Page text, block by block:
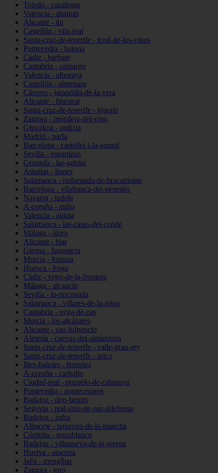
Toledo - cazalegas
Valencia - alaquàs
Alicante - ibi
Castellón - vila-real
Santa-cruz-de-tenerife - icod-de-los-vinos
Pontevedra - baiona
Cádiz - barbate
Cantabria - camargo
Valencia - alboraya
Castellón - almenara
Cáceres - jarandilla-de-la-vera
Alicante - finestrat
Santa-cruz-de-tenerife - tijarafe
Zamora - moraleja-del-vino
Gipuzkoa - ordizia
Madrid - parla
Barcelona - castellet-i-la-gornal
Sevilla - espartinas
Granada - las-gabias
Asturias - llanes
Salamanca - peñaranda-de-bracamonte
Barcelona - vilafranca-del-penedès
Navarra - tudela
A-coruña - miño
Valencia - aldaia
Salamanca - las-casas-del-conde
Málaga - álora
Alicante - biar
Girona - llagostera
Murcia - fortuna
Huesca - fraga
Cádiz - vejer-de-la-frontera
Málaga - alcaucín
Sevilla - la-rinconada
Salamanca - villares-de-la-reina
Cantabria - vega-de-pas
Murcia - los-alcázares
Alicante - san-fulgencio
Almería - cuevas-del-almanzora
Santa-cruz-de-tenerife - valle-gran-rey
Santa-cruz-de-tenerife - arico
Illes-balears - ferreries
A-coruña - carballo
Ciudad-real - pozuelo-de-calatrava
Pontevedra - pontecesures
Badajoz - don-benito
Segovia - real-sitio-de-san-ildefonso
Badajoz - zafra
Albacete - tarazona-de-la-mancha
Córdoba - pozoblanco
Badajoz - villanueva-de-la-serena
Huelva - aracena
Jaén - mengíbar
Zamora - toro